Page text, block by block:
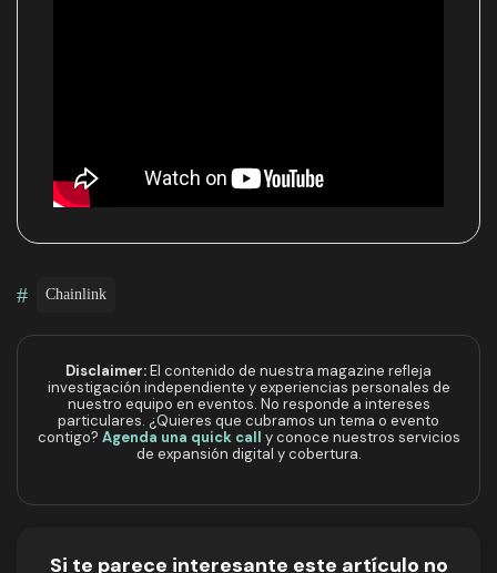
# Chainlink
Disclaimer:El contenido de nuestra magazine refleja
investigación independiente y experiencias personales de
nuestro equipo en eventos. No responde a intereses
particulares. ¿Quieres que cubramos un tema o evento
contigo? Agenda una quick call y conoce nuestros servicios
de expansión digital y cobertura.
Si te parece interesante este artículo no